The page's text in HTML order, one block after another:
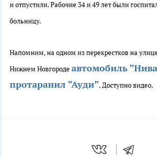
и отпустили. Рабочие 34 и 49 лет были
больницу.
Напомним,на одном из перекрестков на
Нижнем Новгороде автомобиль
протаранил "Ауди". Доступно видео.